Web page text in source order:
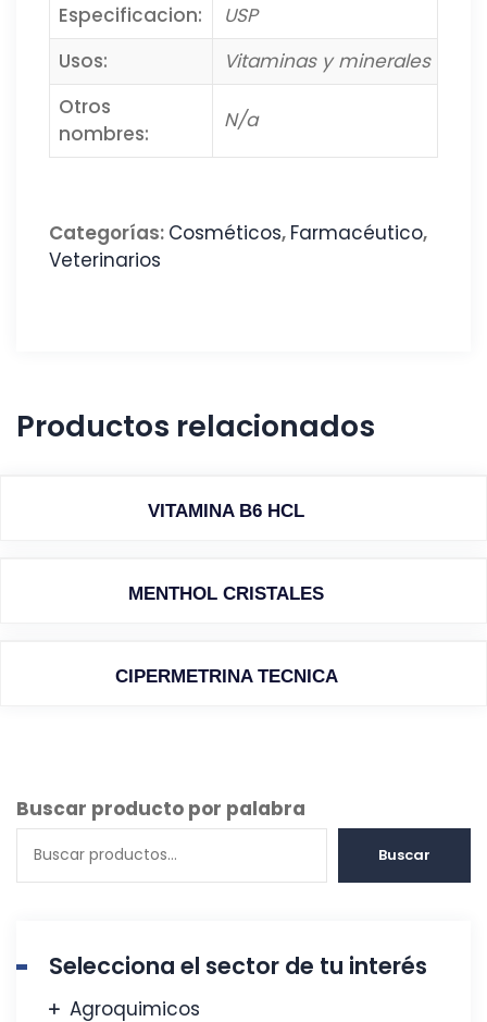
Especificacion:
USP
Usos:
Vitaminas y minerales
Otros
nombres:
N/a
Categorías: Cosméticos, Farmacéutico,
Veterinarios
Productos relacionados
VITAMINA B6 HCL
MENTHOL CRISTALES
CIPERMETRINA TECNICA
Buscar producto por palabra
Buscar
Selecciona el sector de tu interés
Agroquimicos